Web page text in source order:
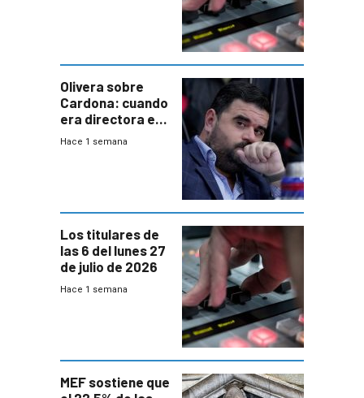
Olivera sobre
Cardona: cuando
era directora en
UTE “no era muy
Hace 1 semana
Los titulares de
las 6 del lunes 27
de julio de 2026
Hace 1 semana
MEF sostiene que